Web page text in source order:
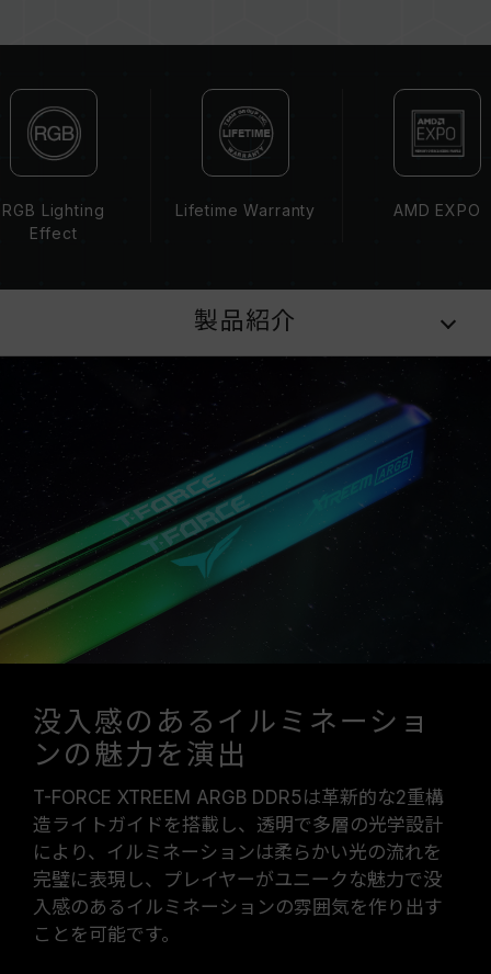
「互換性チェック
」ページにてご確認ください。
メモリを購入する前に、マザーボードメーカーの
QVL（互換性リスト）をご参照ください。
メモリの最大動作周波数は、システムのBIOS設
決まります。
ーは互換性検証を通じてされます。異なるセット
のメモリーを混在させると、システムが不安定に
なったり、起動に失敗したりする可能性がありま
す。
CPUのメモリコントローラー（IMC）の性能
（Performance）と現在使用しているマザーボ
ードのBIOSバージョンは、メモリの動作周波数
に影響を与える可能性があります。
XMP 3.0（Intel）またはEXPO（AMD）を有効
にしない場合、メモリはSPDのデフォルト周波数
（JEDEC標準）で動作し、例えばDDR5-
4800（またはそれ以下）となります。これは正
常な動作であり、製品の欠陥ではありません。
XMP 3.0 / EXPOは手動で有効にする必要があ
は、システム設定性によって決まります。
オーバークロック（XMP 3.0 / EXPOを有効化）
定性に影響を及ぼす可能性があります。オーバー
クロックによる不安定性が発生した場合は、
BIOSの設定をデフォルトに戻してください。
メモリモジュールに表示されている周波数は「最
大対応周波数」であり、システムによって最大周
波数まで対応しない場合がございます。
RGB Lighting
Effect
Lifetime Warranty AMD EXPO
製品紹介
没入感のあるイルミネーショ
ンの魅力を演出
T-FORCE XTREEM ARGB DDR5は革新的な2重構
造ライトガイドを搭載し、透明で多層の光学設計
により、イルミネーションは柔らかい光の流れを
完璧に表現し、プレイヤーがユニークな魅力で没
入感のあるイルミネーションの雰囲気を作り出す
ことを可能です。